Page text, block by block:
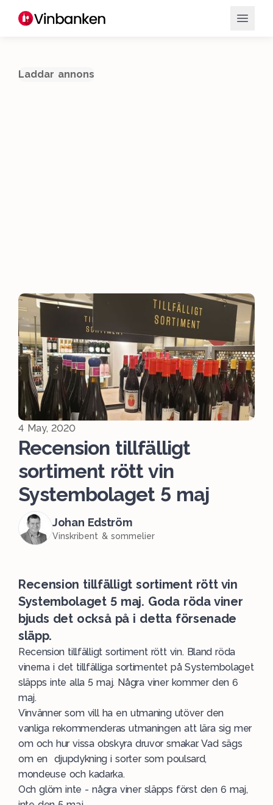
Laddar annons
4 May, 2020
Recension tillfälligt
sortiment rött vin
Systembolaget 5 maj
Johan Edström
Vinskribent & sommelier
Recension tillfälligt sortiment rött vin
Systembolaget 5 maj. Goda röda viner
bjuds det också på i detta försenade
släpp.
Recension tillfälligt sortiment rött vin. Bland röda
vinerna i det tillfälliga sortimentet på Systembolaget
släpps inte alla 5 maj. Några viner kommer den 6
maj.
Vinvänner som vill ha en utmaning utöver den
vanliga rekommenderas utmaningen att lära sig mer
om och hur vissa obskyra druvor smakar. Vad sägs
om en djupdykning i sorter som poulsard,
mondeuse och kadarka.
Och glöm inte - några viner släpps först den 6 maj,